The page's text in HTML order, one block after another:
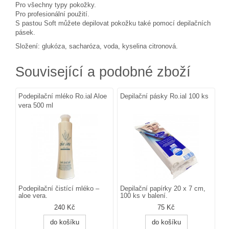
Pro všechny typy pokožky.
Pro profesionální použití.
S pastou Soft můžete depilovat pokožku také pomocí depilačních
pásek.
Složení: glukóza, sacharóza, voda, kyselina citronová.
Související a podobné zboží
Podepilační mléko Ro.ial Aloe
vera 500 ml
Podepilační čistící mléko –
aloe vera.
240 Kč
do košíku
Depilační pásky Ro.ial 100 ks
Depilační papírky 20 x 7 cm,
100 ks v balení.
75 Kč
do košíku